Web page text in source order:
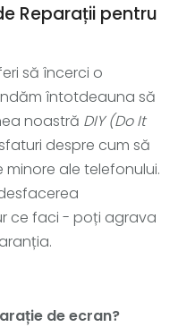
Reparații pentru
să încerci o
întotdeauna să
noastră DIY (Do It
despre cum să
ale telefonului.
ce faci - poți agrava
de ecran?